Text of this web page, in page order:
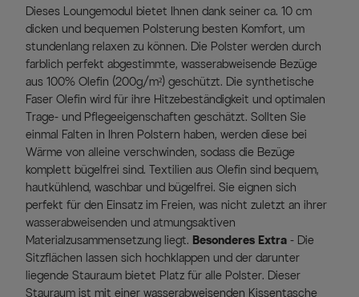
Dieses Loungemodul bietet Ihnen dank seiner ca. 10 cm
dicken und bequemen Polsterung besten Komfort, um
stundenlang relaxen zu können. Die Polster werden durch
farblich perfekt abgestimmte, wasserabweisende Bezüge
aus 100% Olefin (200g/m²) geschützt. Die synthetische
Faser Olefin wird für ihre Hitzebeständigkeit und optimalen
Trage- und Pflegeeigenschaften geschätzt. Sollten Sie
einmal Falten in Ihren Polstern haben, werden diese bei
Wärme von alleine verschwinden, sodass die Bezüge
komplett bügelfrei sind. Textilien aus Olefin sind bequem,
hautkühlend, waschbar und bügelfrei. Sie eignen sich
perfekt für den Einsatz im Freien, was nicht zuletzt an ihrer
wasserabweisenden und atmungsaktiven
Materialzusammensetzung liegt. Besonderes Extra - Die
Sitzflächen lassen sich hochklappen und der darunter
liegende Stauraum bietet Platz für alle Polster. Dieser
Stauraum ist mit einer wasserabweisenden Kissentasche